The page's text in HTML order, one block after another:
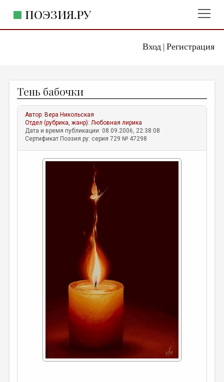
Вход| Регистрация
ПОЭЗИЯ.РУ
ЖАНРЫ
АВТОРЫ
КОММЕНТАРИИ
ЛИТСАЛОН
ДЕТСКАЯ КОМНАТА
КНИЖНАЯ ПОЛКА
ОБЗОР ЛИТЕРАТУРЫ
СТРАНИЦЫ ПАМЯТИ
Тень бабочки
Автор: Вера Никольская
Отдел (рубрика, жанр):Любовная лирика
Дата и время публикации: 08.09.2006, 22:38:08
Сертификат Поэзия.ру: серия 729 № 47298